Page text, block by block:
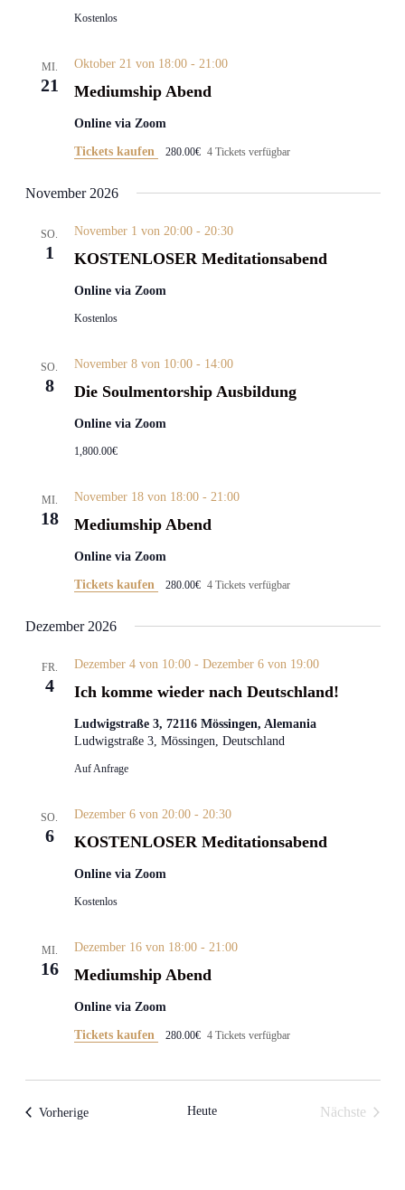
Kostenlos
MI.
21 Mediumship Abend
Oktober 21 von 18:00- 21:00
Online via Zoom
Tickets kaufen 280.00€ 4 Tickets verfügbar
November 2026
SO.
1 KOSTENLOSER Meditationsabend
November 1 von 20:00- 20:30
Online via Zoom
Kostenlos
SO.
8 Die Soulmentorship Ausbildung
November 8 von 10:00- 14:00
Online via Zoom
1,800.00€
MI.
18 Mediumship Abend
November 18 von 18:00- 21:00
Online via Zoom
Tickets kaufen 280.00€ 4 Tickets verfügbar
Dezember 2026
FR.
4 Ich komme wieder nach Deutschland!
Dezember 4 von 10:00- Dezember 6 von 19:00
Ludwigstraße 3, 72116 Mössingen, Alemania
Ludwigstraße 3, Mössingen, Deutschland
Auf Anfrage
SO.
6 KOSTENLOSER Meditationsabend
Dezember 6 von 20:00- 20:30
Online via Zoom
Kostenlos
MI.
16 Mediumship Abend
Dezember 16 von 18:00- 21:00
Online via Zoom
Tickets kaufen 280.00€ 4 Tickets verfügbar
VorherigeVeranstaltungen Heute
Nächste